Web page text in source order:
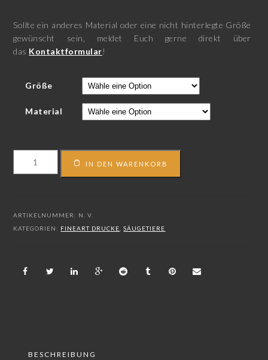
Sollte ein anderes Material oder eine nicht hinterlegte Größe
gewünscht sein, meldet Euch gerne direkt über
das Kontaktformular!
Größe
Material
Menge
IN DEN WARENKORB
ARTIKELNUMMER: N. V.
KATEGORIEN: FINEART DRUCKE ,SÄUGETIERE
BESCHREIBUNG